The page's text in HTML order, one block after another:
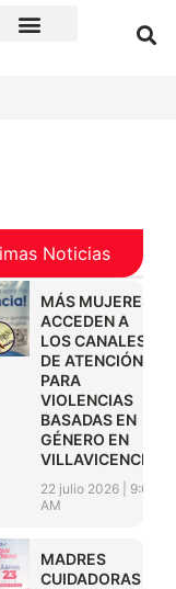
Noticias
MÁS MUJERES
ACCEDEN A
LOS CANALES
DE ATENCIÓN
PARA
VIOLENCIAS
BASADAS EN
GÉNERO EN
VILLAVICENCIO
22 julio 2026
9:01
AM
MADRES
CUIDADORAS